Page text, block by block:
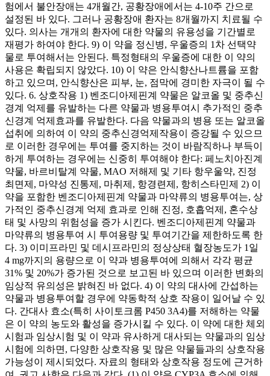
험에서 불안장애는 4개월간, 공황장애에서는 4-10주 간으로
설정된 바 있다. 그러나 공황장애 환자는 8개월까지 치료될 수
있다. 의사는 개개의 환자에 대한 약물의 유용성을 기간별로
재평가 하여야 한다. 9) 이 약을 정신병, 우울증의 1차 선택약
물로 투여해서는 안된다. 특정형태의 우울증에 대한 이 약의
사용은 확립되지 않았다. 10) 이 약은 안식향산나트륨을 포함
하고 있으며, 안식향산은 피부, 눈, 점막에 경미한 자극이 될 수
있다. 6. 상호작용 1) 벤조디아제핀계 약물은 알코올 및 중추신
경계 억제를 유발하는 다른 약물과 병용투여시 추가적인 중추
신경계 억제효과를 유발한다. 다음 약물과의 병용 또는 알코올
섭취에 의하여 이 약의 중추신경억제작용이 증강될 수 있으므
로 이러한 경우에는 투여를 중지하는 것이 바람직하나 부득이
하게 투여하는 경우에는 신중히 투여해야 한다: 페노치아진계
약물, 바르비탈계 약물, MAO 저해제 및 기타 항우울약, 진정
최면제, 마약성 진통제, 마취제, 항경련제, 항히스타민제 2) 이
약을 포함한 벤조디아제핀계 약물과 마약류의 병용투여는, 상
가적인 중추신경계 억제 효과로 인해 진정, 호흡억제, 혼수상
태 및 사망의 위험성을 증가 시킨다. 벤조디아제핀계 약물과
마약류의 병용투여 시 투여용량 및 투여기간을 제한하도록 한
다. 3) 이미프라민 및 데시프라민의 정상상태 혈장농도가 1일
4 mg까지의 용량으로 이 약과 병용투여에 의해서 각각 평균
31% 및 20%가 증가된 것으로 보고된 바 있으며 이러한 변화의
임상적 유의성은 밝혀진 바 없다. 4) 이 약의 대사에 간섭하는
약물과 병용투여할 경우에 약동학적 상호 작용이 일어날 수 있
다. 간대사 효소(특히 사이토크롬 P450 3A4)를 저해하는 약물
은 이 약의 농도와 활성을 증가시킬 수 있다. 이 약에 대한 체외
시험과 임상시험 및 이 약과 유사하게 대사되는 약물과의 임상
시험에 의하면, 다양한 상호작용 및 많은 약물들과의 상호작용
가능성이 제시되었다. 자료의 형태와 상호작용 정도에 근거하